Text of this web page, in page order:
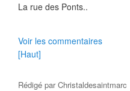
La rue des Ponts..
Voir les commentaires
[Haut]
Rédigé parChristaldesaintmarc